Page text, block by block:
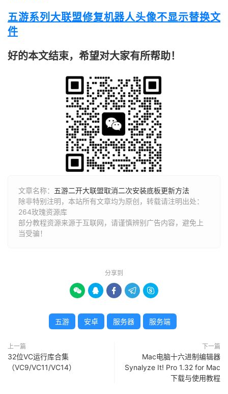
五游系列大联盟修复机器人头像不显示替换文
件
好的本文结束，希望对大家有所帮助！
文章名称： 五游二开大联盟取消二次安装底板更新方法
除非特别注明，本站所有文章均为原创，转载请注明出处：
264玫瑰资源库
部分教程资源来源于互联网，请谨慎辨别广告内容，避免上
当受骗！
分享到
    
五游 安卓 服务器 服务端
上一篇
32位VC运行库合集
（VC9/VC11/VC14）
下一篇
Mac电脑十六进制编辑器
Synalyze It! Pro 1.32 for Mac
下载与使用教程